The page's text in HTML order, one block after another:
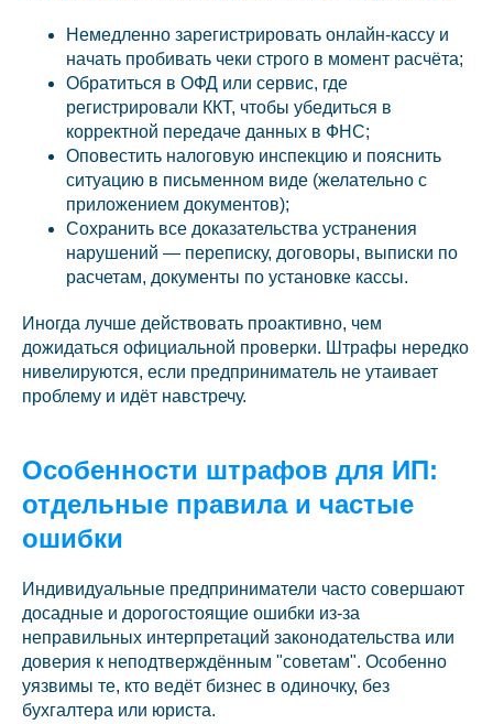
Немедленно зарегистрировать онлайн-кассу и
начать пробивать чеки строго в момент расчёта;
Обратиться в ОФД или сервис, где
регистрировали ККТ, чтобы убедиться в
корректной передаче данных в ФНС;
Оповестить налоговую инспекцию и пояснить
ситуацию в письменном виде (желательно с
приложением документов);
Сохранить все доказательства устранения
нарушений — переписку, договоры, выписки по
расчетам, документы по установке кассы.
Иногда лучше действовать проактивно, чем
дожидаться официальной проверки. Штрафы нередко
нивелируются, если предприниматель не утаивает
проблему и идёт навстречу.
Особенности штрафов для ИП:
отдельные правила и частые
ошибки
Индивидуальные предприниматели часто совершают
досадные и дорогостоящие ошибки из-за
неправильных интерпретаций законодательства или
доверия к неподтверждённым "советам". Особенно
уязвимы те, кто ведёт бизнес в одиночку, без
бухгалтера или юриста.